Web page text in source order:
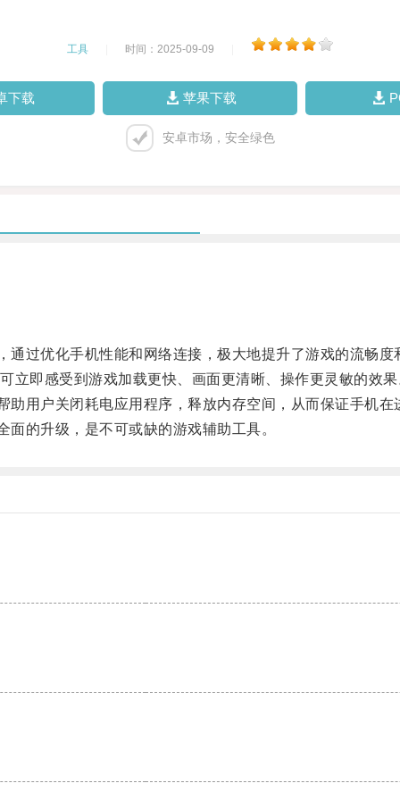
工具 时间：2025-09-09
下载 苹果下载
安卓市场，安全绿色
优化手机性能和网络连接，极大地提升了游戏的流畅度
即感受到游戏加载更快、画面更清晰、操作更灵敏的效果
户关闭耗电应用程序，释放内存空间，从而保证手机在
的升级，是不可或缺的游戏辅助工具。